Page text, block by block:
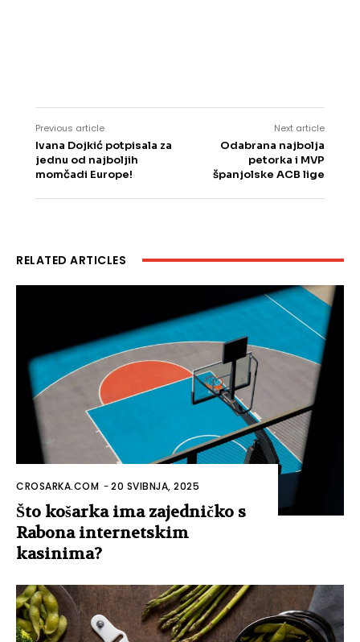
Previous article
Ivana Dojkić potpisala za
jednu od najboljih
momčadi Europe!
Next article
Odabrana najbolja
petorka i MVP
španjolske ACB lige
RELATED ARTICLES
CROSARKA.COM -20 SVIBNJA, 2025
Što košarka ima zajedničko s
Rabona internetskim
kasinima?